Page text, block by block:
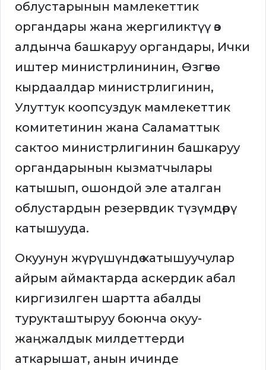
облустарынын мамлекеттик
органдары жана жергиликтүү өз
алдынча башкаруу органдары, Ички
иштер министрлининин, Өзгөчө
кырдаалдар министрлигинин,
Улуттук коопсуздук мамлекеттик
комитетинин жана Саламаттык
сактоо министрлигинин башкаруу
органдарынын кызматчылары
катышып, ошондой эле аталган
облустардын резервдик түзүмдөрү
катышууда.
Окуунун жүрүшүндө катышуучулар
айрым аймактарда аскердик абал
киргизилген шартта абалды
турукташтыруу боюнча окуу-
жаңжалдык милдеттерди
аткарышат, анын ичинде